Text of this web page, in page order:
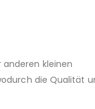
anderen kleinen
die Qualität